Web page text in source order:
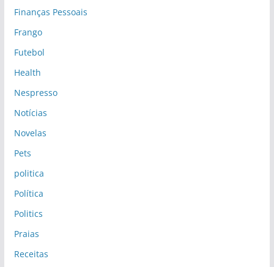
Finanças Pessoais
Frango
Futebol
Health
Nespresso
Notícias
Novelas
Pets
politica
Política
Politics
Praias
Receitas